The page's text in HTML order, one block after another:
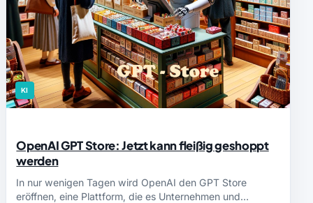
KI
OpenAI GPT Store: Jetzt kann fleißig geshoppt
werden
In nur wenigen Tagen wird OpenAI den GPT Store
eröffnen, eine Plattform, die es Unternehmen und…